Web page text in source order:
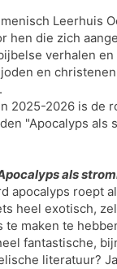
Leerhuis
hen die zich
verhalen
en
2025-2026 is de
"Apocalyps als
als
apocalyps roept
heel exotisch,
te maken te
fantastische,
literatuur?